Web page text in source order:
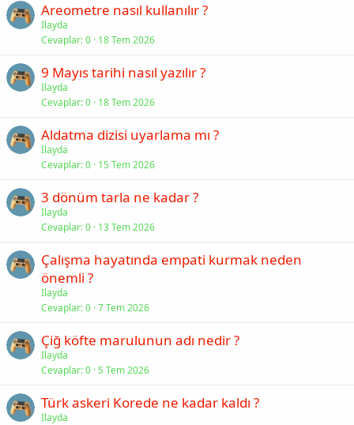
Areometre nasıl kullanılır ?
Ilayda
Cevaplar 0 18 Tem 2026
9 Mayıs tarihi nasıl yazılır ?
Ilayda
Cevaplar 0 18 Tem 2026
Aldatma dizisi uyarlama mı ?
Ilayda
Cevaplar 0 15 Tem 2026
3 dönüm tarla ne kadar ?
Ilayda
Cevaplar 0 13 Tem 2026
Çalışma hayatında empati kurmak neden
önemli ?
Ilayda
Cevaplar 0 7 Tem 2026
Çiğ köfte marulunun adı nedir ?
Ilayda
Cevaplar 0 5 Tem 2026
Türk askeri Korede ne kadar kaldı ?
Ilayda